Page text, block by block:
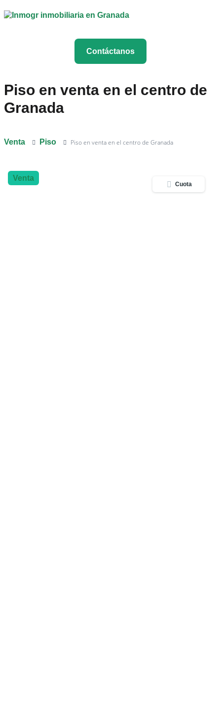
Contáctanos
Piso en venta en el centro de
Granada
Venta Piso Piso en venta en el centro de Granada
Venta
Cuota